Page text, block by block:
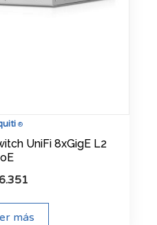
®
UniFi 8xGigE L2
más